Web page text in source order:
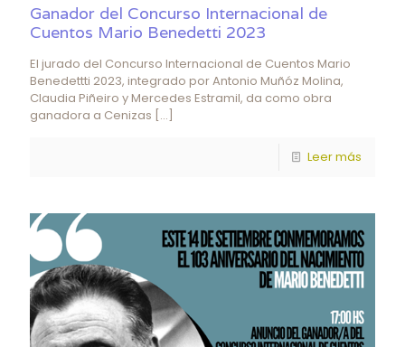
Ganador del Concurso Internacional de
Cuentos Mario Benedetti 2023
El jurado del Concurso Internacional de Cuentos Mario
Benedettti 2023, integrado por Antonio Muñóz Molina,
Claudia Piñeiro y Mercedes Estramil, da como obra
ganadora a Cenizas […]
Leer más